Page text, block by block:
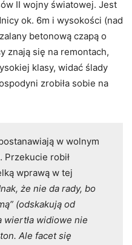
II wojny światowej. Jest
ok. 6m i wysokości (nad
betonową czapą o
znają się na remontach,
klasy, widać ślady
zrobiła sobie na
w wolnym
Przekucie robił
wprawą w tej
że nie da rady, bo
(odskakują od
widiowe nie
Ale facet się